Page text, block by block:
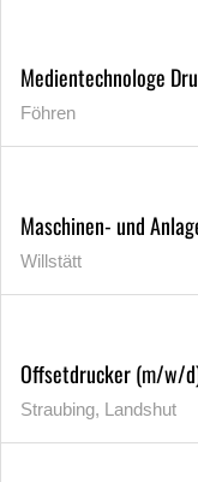
Medientechnologe
Föhren
Maschinen- und
Willstätt
Offsetdrucker (m/w/
Straubing, Landshut